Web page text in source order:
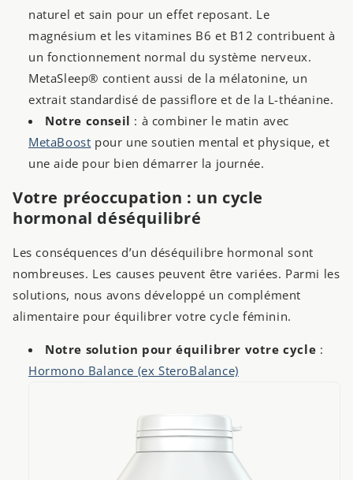
naturel et sain pour un effet reposant. Le
magnésium et les vitamines B6 et B12 contribuent à
un fonctionnement normal du système nerveux.
MetaSleep® contient aussi de la mélatonine, un
extrait standardisé de passiflore et de la L-théanine.
Notre conseil : à combiner le matin avec
MetaBoost pour une soutien mental et physique, et
une aide pour bien démarrer la journée.
Votre préoccupation : un cycle
hormonal déséquilibré
Les conséquences d’un déséquilibre hormonal sont
nombreuses. Les causes peuvent être variées. Parmi les
solutions, nous avons développé un complément
alimentaire pour équilibrer votre cycle féminin.
Notre solution pour équilibrer votre cycle :
Hormono Balance (ex SteroBalance)